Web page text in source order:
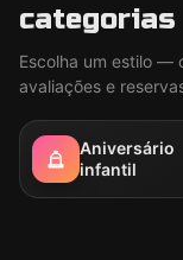
categorias
Escolha um estilo —
avaliações e
Aniversário
infantil